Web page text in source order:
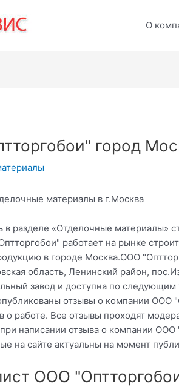
О
город
материалы в г.Москва
в разделе «Отделочные материалы»
работает на рынке
в городе Москва.ООО
область, Ленинский район,
завод и доступна по
отзывы о компании ООО
о работе. Все отзывы проходят
написании отзыва о компании
на сайте актуальны на момент
ООО